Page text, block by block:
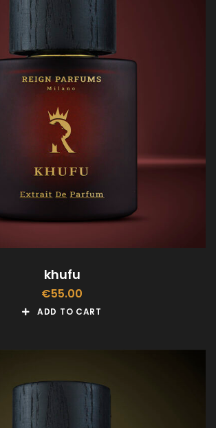
khufu
€55.00
ADD TO CART